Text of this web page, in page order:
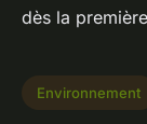
dès la
Environnement